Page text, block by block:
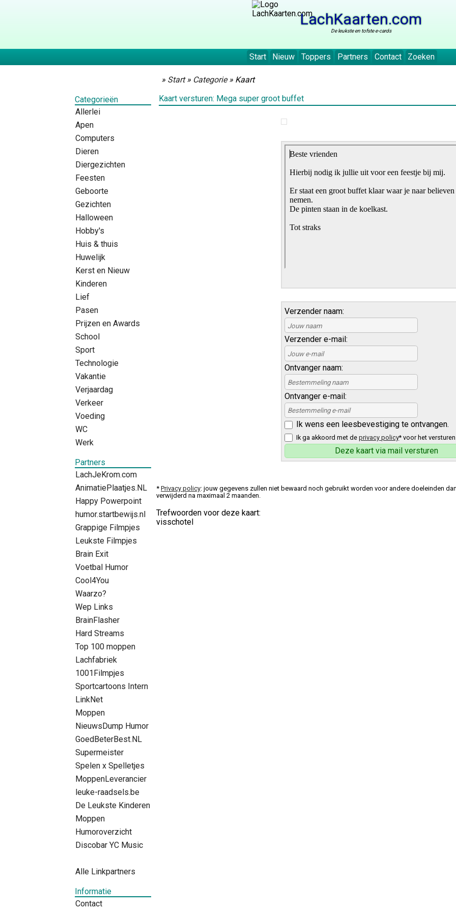
LachKaarten.com
De leukste en tofste e-cards
Start Nieuw Toppers Partners Contact Zoeken
Categorieën
Allerlei
Apen
Computers
Dieren
Diergezichten
Feesten
Geboorte
Gezichten
Halloween
Hobby's
Huis & thuis
Huwelijk
Kerst en Nieuw
Kinderen
Lief
Pasen
Prijzen en Awards
School
Sport
Technologie
Vakantie
Verjaardag
Verkeer
Voeding
WC
Werk
Partners
LachJeKrom.com
AnimatiePlaatjes.NL
Happy Powerpoint
humor.startbewijs.nl
Grappige Filmpjes
Leukste Filmpjes
Brain Exit
Voetbal Humor
Cool4You
Waarzo?
Wep Links
BrainFlasher
Hard Streams
Top 100 moppen
Lachfabriek
1001Filmpjes
Sportcartoons Intern
LinkNet
Moppen
NieuwsDump Humor
GoedBeterBest.NL
Supermeister
Spelen x Spelletjes
MoppenLeverancier
leuke-raadsels.be
De Leukste Kinderen
Moppen
Humoroverzicht
Discobar YC Music
Alle Linkpartners
Informatie
Contact
» Start» Categorie» Kaart
Kaart versturen: Mega super groot buffet
Verzender naam:
Verzender e-mail:
Ontvanger naam:
Ontvanger e-mail:
Ik wens een leesbevestiging te ontvangen.
Ik ga akkoord met deprivacy policy* voor het
* Privacy policy: jouw gegevens zullen niet bewaard noch gebruikt worden voor andere doeleinden
verwijderd na maximaal 2 maanden.
Trefwoorden voor deze kaart:
visschotel